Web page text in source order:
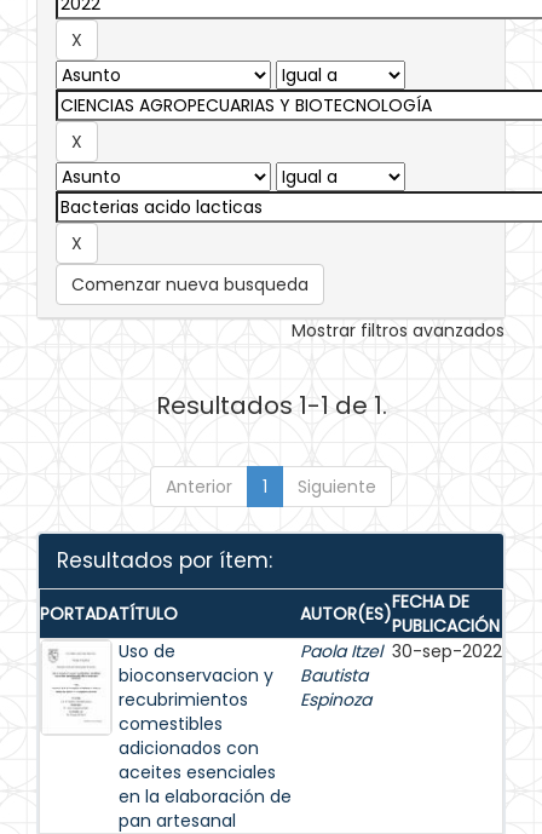
Comenzar nueva busqueda
Mostrar filtros avanzados
Resultados 1-1 de 1.
Anterior 1 Siguiente
Resultados por ítem:
PORTADATÍTULO AUTOR(ES)FECHA DE
PUBLICACIÓN
Uso de
bioconservacion y
recubrimientos
comestibles
adicionados con
aceites esenciales
en la elaboración de
pan artesanal
Paola Itzel
Bautista
Espinoza
30-sep-2022